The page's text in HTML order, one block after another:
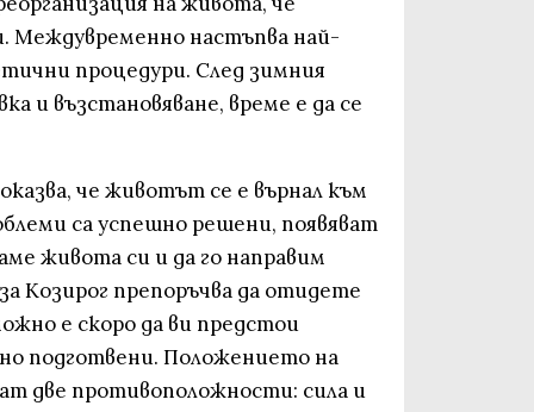
Междувременно настъпва най-
процедури. След зимния
и възстановяване, време е да се
че животът се е върнал към
са успешно решени, появяват
живота си и да го направим
Козирог препоръчва да отидете
е скоро да ви предстои
подготвени. Положението на
две противоположности: сила и